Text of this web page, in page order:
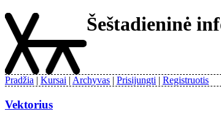
Šeštadieninė
Pradžia Kursai Archyvas Prisijungti Registruotis
Vektorius